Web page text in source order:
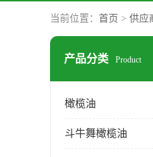
当前位置： 首页 > 供应
产品分类 Product
橄榄油
斗牛舞橄榄油